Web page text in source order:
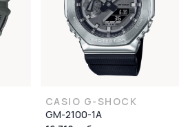
CASIO G-SHOCK
GM-2100-1A